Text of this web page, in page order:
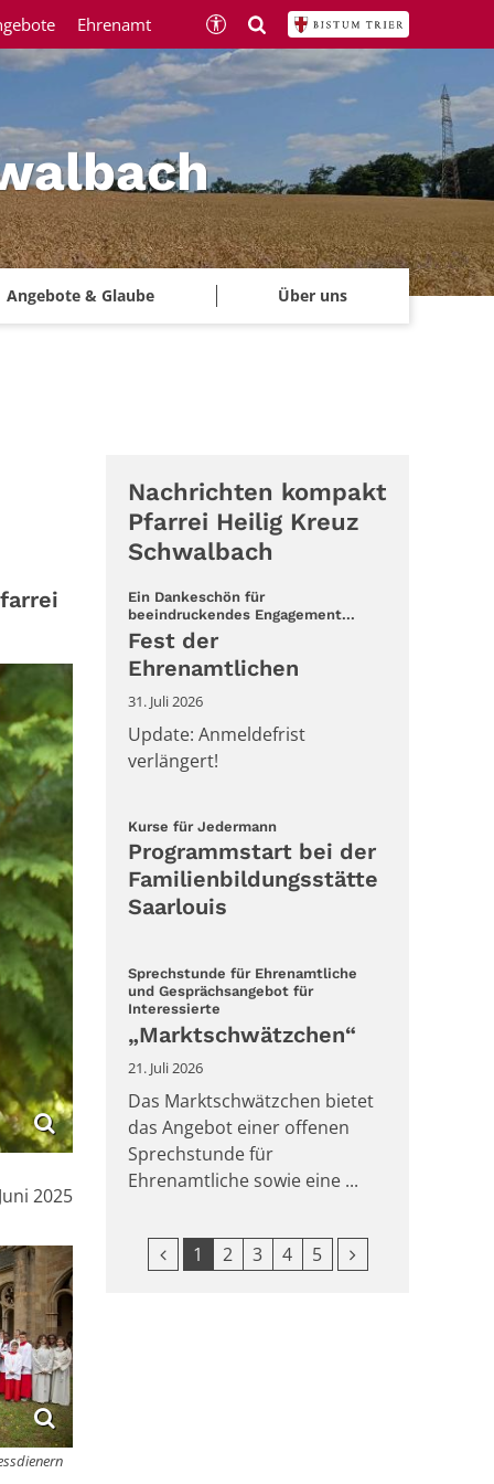
Angebote & Glaube Über uns
Ehrenamt
2025
Nachrichten kompakt
Pfarrei Heilig Kreuz
Schwalbach
Ein Dankeschön für
beeindruckendes Engagement...
Fest der
Ehrenamtlichen
31. Juli 2026
Update: Anmeldefrist
verlängert!
Kurse für Jedermann:
Programmstart bei der
Familienbildungsstätte
Saarlouis
Sprechstunde für Ehrenamtliche
und Gesprächsangebot für
Interessierte
„Marktschwätzchen“
21. Juli 2026
Das Marktschwätzchen bietet
das Angebot einer offenen
Sprechstunde für
Ehrenamtliche sowie eine ...
Vorherige Seite
1 2 3 4 5 Nächste Seite